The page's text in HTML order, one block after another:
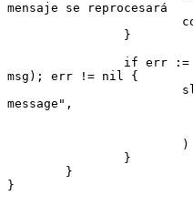
mensaje se reprocesará
		}
		if
err :=
msg); err
!= nil {
message" ,
			)
		}
	}
}